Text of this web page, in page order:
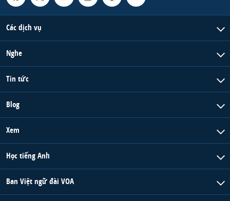
Các dịch vụ
Nghe
Tin tức
Blog
Xem
Học tiếng Anh
Ban Việt ngữ đài VOA